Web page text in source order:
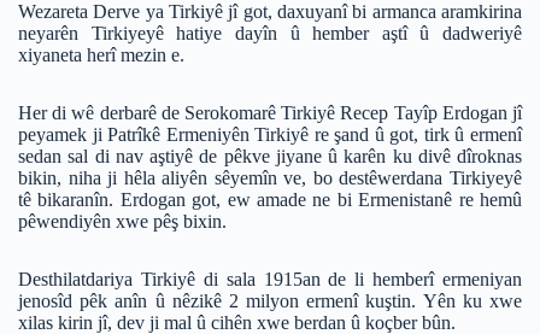
Wezareta Derve ya Tirkiyê jî got, daxuyanî bi armanca aramkirina
neyarên Tirkiyeyê hatiye dayîn û hember aştî û dadweriyê
xiyaneta herî mezin e.
Her di wê derbarê de Serokomarê Tirkiyê Recep Tayîp Erdogan jî
peyamek ji Patrîkê Ermeniyên Tirkiyê re şand û got, tirk û ermenî
sedan sal di nav aştiyê de pêkve jiyane û karên ku divê dîroknas
bikin, niha ji hêla aliyên sêyemîn ve, bo destêwerdana Tirkiyeyê
tê bikaranîn. Erdogan got, ew amade ne bi Ermenistanê re hemû
pêwendiyên xwe pêş bixin.
Desthilatdariya Tirkiyê di sala 1915an de li hemberî ermeniyan
jenosîd pêk anîn û nêzikê 2 milyon ermenî kuştin. Yên ku xwe
xilas kirin jî, dev ji mal û cihên xwe berdan û koçber bûn.